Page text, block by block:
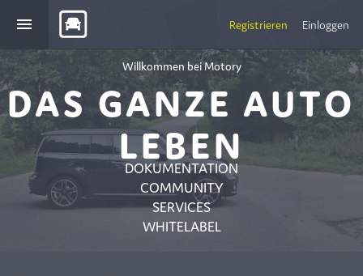
menu Registrieren Einloggen
Willkommen bei Motory
DAS GANZE AUTO
LEBEN
DOKUMENTATION
COMMUNITY
SERVICES
WHITELABEL